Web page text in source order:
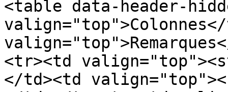
<table data-header-
<tr><td
</td><td